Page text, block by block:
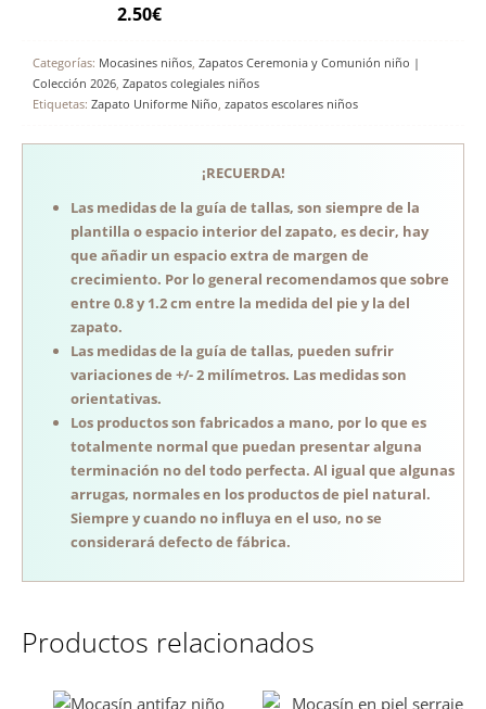
2.50€
Categorías: Mocasines niños, Zapatos Ceremonia y Comunión niño |
Colección 2026, Zapatos colegiales niños
Etiquetas: Zapato Uniforme Niño, zapatos escolares niños
¡RECUERDA!
Las medidas de la guía de tallas, son siempre de la
plantilla o espacio interior del zapato, es decir, hay
que añadir un espacio extra de margen de
crecimiento. Por lo general recomendamos que sobre
entre 0.8 y 1.2 cm entre la medida del pie y la del
zapato.
Las medidas de la guía de tallas, pueden sufrir
variaciones de +/- 2 milímetros. Las medidas son
orientativas.
Los productos son fabricados a mano, por lo que es
totalmente normal que puedan presentar alguna
terminación no del todo perfecta. Al igual que algunas
arrugas, normales en los productos de piel natural.
Siempre y cuando no influya en el uso, no se
considerará defecto de fábrica.
Productos relacionados